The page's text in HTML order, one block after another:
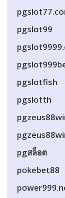
pgslot99
pgslotfish
pgslotth
pgสล็อต
pokebet88